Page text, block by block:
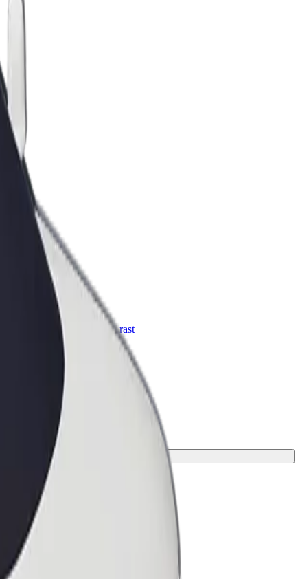
Bolt za podjetja
Boltovi izdelki in storitve za rast
tvojega podjetja